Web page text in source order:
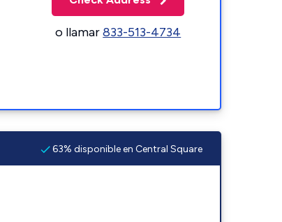
o llamar833-513-4734
63% disponible en Central Square